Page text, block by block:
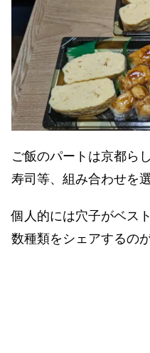
ご飯のパートは京都ら
寿司等、組み合わせを
個人的には穴子がベス
数種類をシェアするの